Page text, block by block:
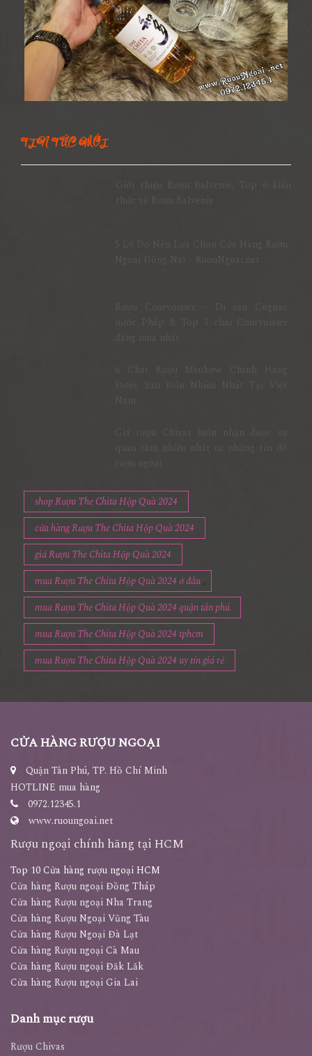
TIN TỨC MỚI
Giới thiệu Rượu Balvenie, Top 6 kiến
thức về Rượu Balvenie
cửa hàng Rượu The Chita Hộp Quà 2024
giá Rượu The Chita Hộp Quà 2024
mua Rượu The Chita Hộp Quà 2024 ở đâu
mua Rượu The Chita Hộp Quà 2024 quận tân phú
mua Rượu The Chita Hộp Quà 2024 tphcm
mua Rượu The Chita Hộp Quà 2024 uy tín giá rẻ
Quận Tân Phú, TP. Hồ Chí Minh
HOTLINE mua hàng
0972.12345.1
www.ruoungoai.net
Rượu ngoại chính hãng tại HCM
Top 10 Cửa hàng rượu ngoại HCM
Cửa hàng Rượu ngoại Đồng Tháp
Cửa hàng Rượu ngoại Nha Trang
Cửa hàng Rượu Ngoại Vũng Tàu
Cửa hàng Rượu Ngoại Đà Lạt
Cửa hàng Rượu ngoại Cà Mau
Cửa hàng Rượu ngoại Đăk Lăk
Cửa hàng Rượu ngoại Gia Lai
Rượu Chivas
Rượu Johnnie Walker